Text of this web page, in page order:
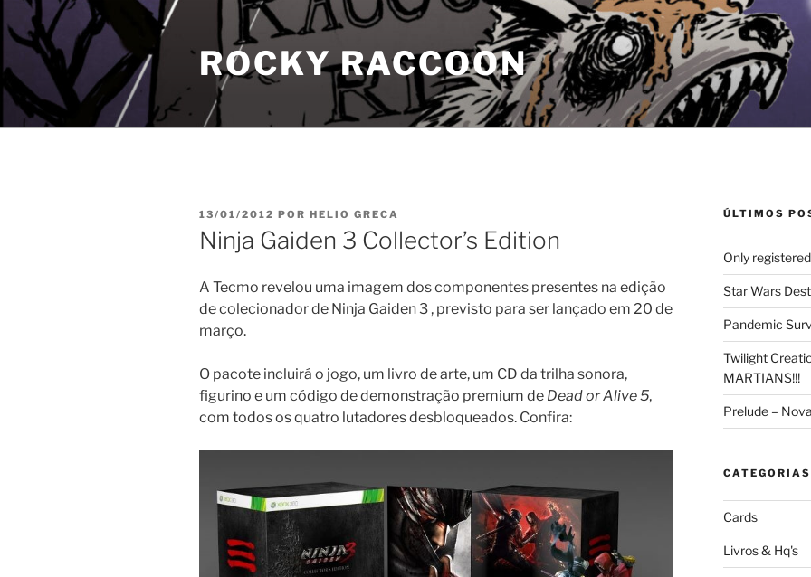
Pular
para
conteúdo
ROCKY RACCOON
PUBLICADO
EM
13/01/2012 POR HELIO GRECA
Ninja Gaiden 3 Collector’s Edition
A Tecmo revelou uma imagem dos componentes presentes na edição
de colecionador de Ninja Gaiden 3 , previsto para ser lançado em 20 de
março.
O pacote incluirá o jogo, um livro de arte, um CD da trilha sonora,
figurino e um código de demonstração premium de Dead or Alive 5,
com todos os quatro lutadores desbloqueados. Confira:
ÚLTIMOS
Only
Star Wars
Pandemic
Twilight
MARTIANS!!!
Prelude –
CATEGORIAS
Cards
Livros & Hq's